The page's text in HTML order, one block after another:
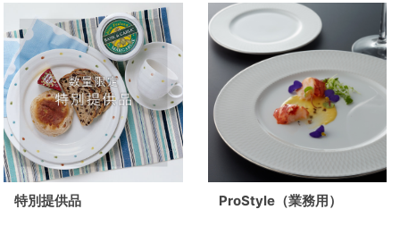
特別提供品 ProStyle（業務用）